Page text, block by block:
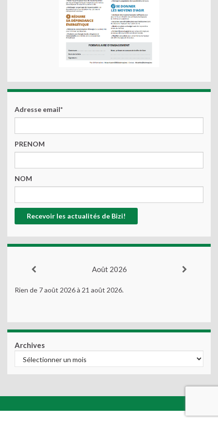
Adresse email*
PRENOM
NOM
Août 2026
Rien de 7 août 2026 à 21 août 2026.
Archives